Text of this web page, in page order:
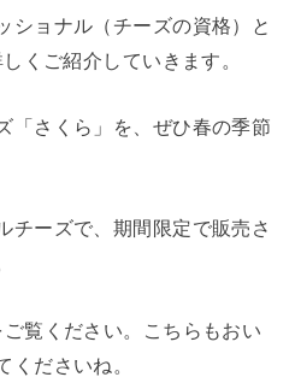
ショナル（チーズの資格）と
くご紹介していきます。
「さくら」を、ぜひ春の季節
チーズで、期間限定で販売さ
覧ください。こちらもおい
くださいね。